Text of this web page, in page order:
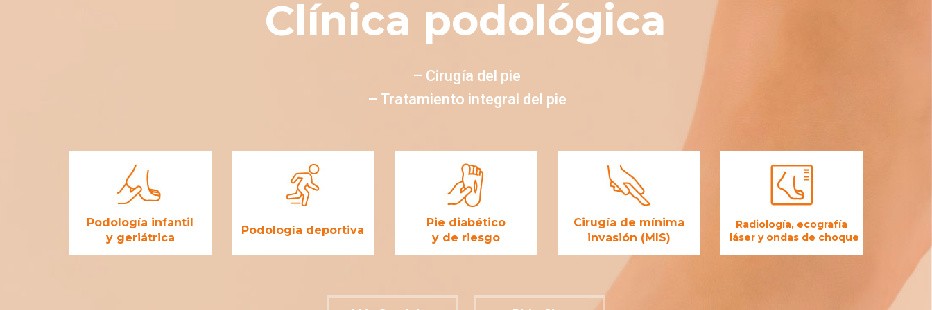
Clínica podológica
– Cirugía del pie
– Tratamiento integral del pie
Podología infantil
y geriátrica
Podología deportiva
Pie diabético
y de riesgo
Cirugía de mínima
invasión (MIS)
Radiología, ecografía
láser y ondas de choque